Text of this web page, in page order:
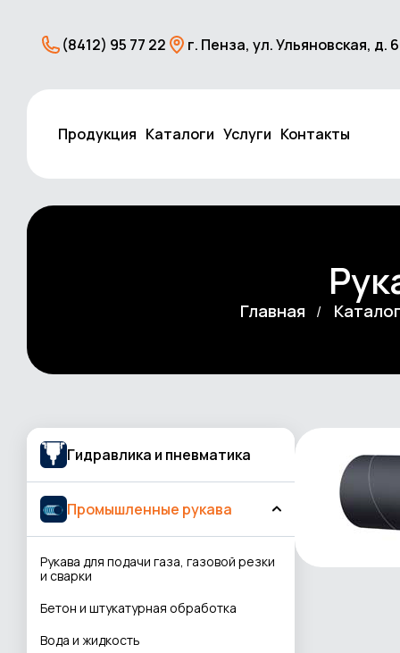
(8412) 95 77 22 г. Пенза, ул. Ульяновская, д.
Продукция Каталоги Услуги Контакты
Главная
Гидравлика и пневматика
Промышленные рукава
Рукава для подачи газа, газовой резки
и сварки
Бетон и штукатурная обработка
Вода и жидкость